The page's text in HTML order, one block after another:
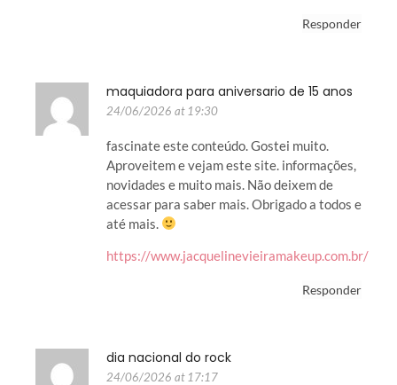
Responder
maquiadora para aniversario de 15 anos
24/06/2026 at 19:30
fascinate este conteúdo. Gostei muito.
Aproveitem e vejam este site. informações,
novidades e muito mais. Não deixem de
acessar para saber mais. Obrigado a todos e
até mais.
https://www.jacquelinevieiramakeup.com.br/
Responder
dia nacional do rock
24/06/2026 at 17:17